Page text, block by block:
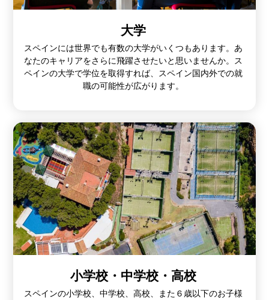
大学
スペインには世界でも有数の大学がいくつもあります。あ
なたのキャリアをさらに飛躍させたいと思いませんか。ス
ペインの大学で学位を取得すれば、スペイン国内外での就
職の可能性が広がります。
小学校・中学校・高校
スペインの小学校、中学校、高校、また６歳以下のお子様